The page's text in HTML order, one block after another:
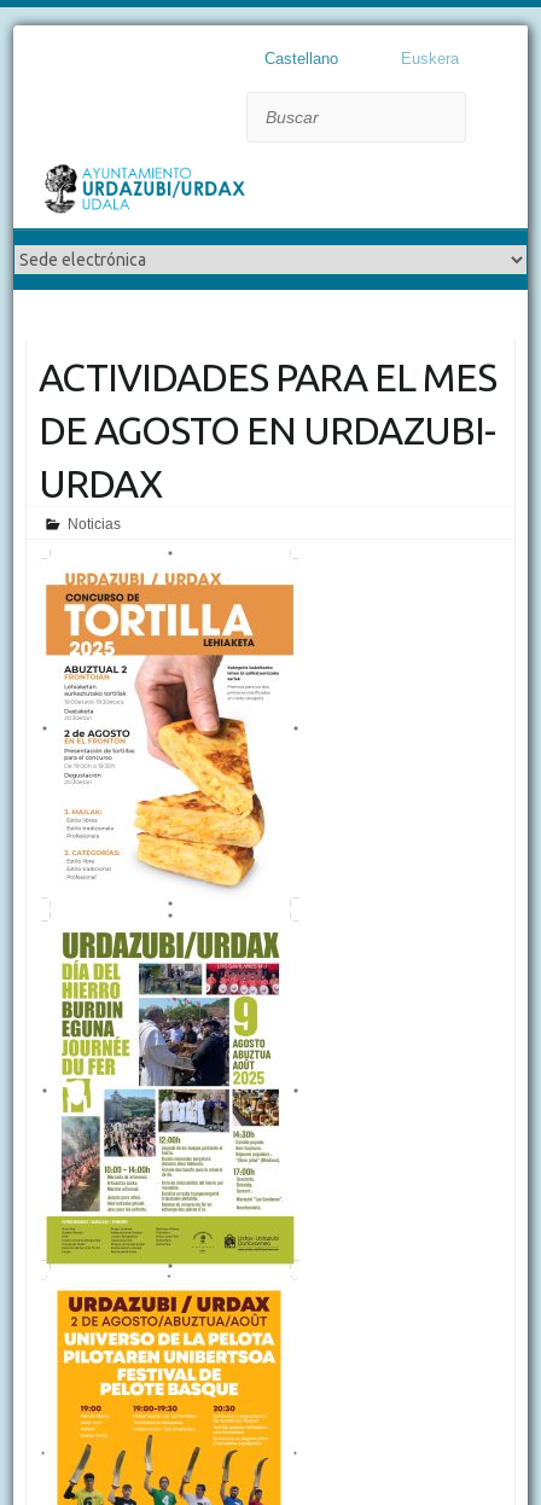
Castellano Euskera
ACTIVIDADES PARA EL MES
DE AGOSTO EN URDAZUBI-
URDAX
Noticias